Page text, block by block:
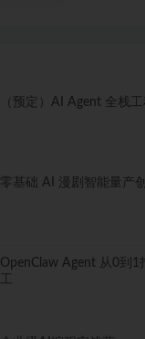
（预定）AI Agent 全栈
零基础 AI 漫剧智能量产
OpenClaw Agent 从0到1